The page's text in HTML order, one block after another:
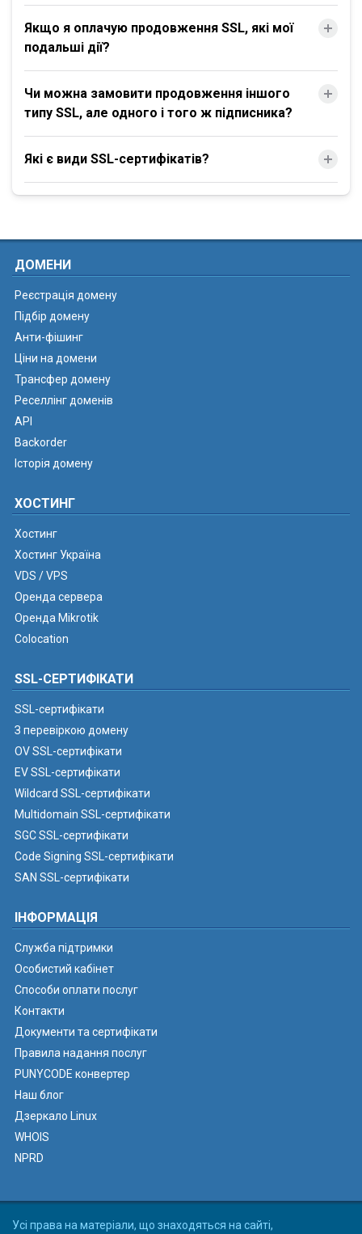
Якщо я оплачую продовження SSL, які мої
подальші дії?
Чи можна замовити продовження іншого
типу SSL, але одного і того ж підписника?
Які є види SSL-сертифікатів?
ДОМЕНИ
Реєстрація домену
Підбір домену
Анти-фішинг
Ціни на домени
Трансфер домену
Реселлінг доменів
API
Backorder
Історія домену
ХОСТИНГ
Хостинг
Хостинг Україна
VDS / VPS
Оренда сервера
Оренда Mikrotik
Colocation
SSL-СЕРТИФІКАТИ
SSL-сертифікати
З перевіркою домену
OV SSL-сертифікати
EV SSL-сертифікати
Wildcard SSL-сертифікати
Multidomain SSL-сертифікати
SGC SSL-сертифікати
Code Signing SSL-сертифікати
SAN SSL-сертифікати
ІНФОРМАЦІЯ
Служба підтримки
Особистий кабінет
Способи оплати послуг
Контакти
Документи та сертифікати
Правила надання послуг
PUNYCODE конвертер
Наш блог
Дзеркало Linux
WHOIS
NPRD
Усі права на матеріали, що знаходяться на сайті,